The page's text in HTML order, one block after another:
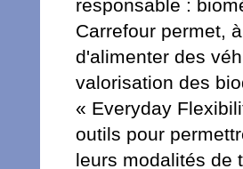
responsable :
Carrefour permet,
d'alimenter des
valorisation des
« Everyday
outils pour
leurs modalités de